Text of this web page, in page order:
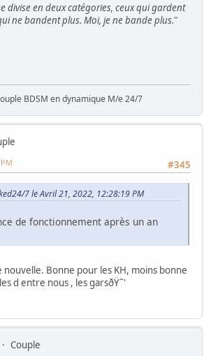
divise en deux catégories, ceux qui gardent
ne bandent plus. Moi, je ne bande plus."
BDSM en dynamique M/e 24/7
#345
7 le Avril 21, 2022, 12:28:19 PM
de fonctionnement après un an
nouvelle. Bonne pour les KH, moins bonne
d entre nous , les garsðŸ˜'
Couple